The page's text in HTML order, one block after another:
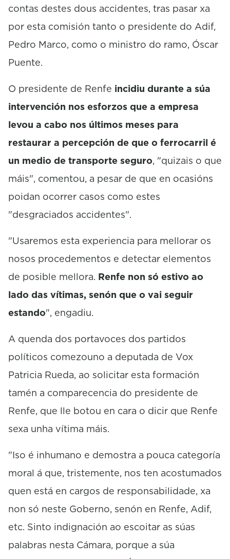
contas destes dous accidentes, tras pasar xa
por esta comisión tanto o presidente do Adif,
Pedro Marco, como o ministro do ramo, Óscar
Puente.
O presidente de Renfe incidiu durante a súa
intervención nos esforzos que a empresa
levou a cabo nos últimos meses para
restaurar a percepción de que o ferrocarril é
un medio de transporte seguro, "quizais o que
máis", comentou, a pesar de que en ocasións
poidan ocorrer casos como estes
"desgraciados accidentes".
"Usaremos esta experiencia para mellorar os
nosos procedementos e detectar elementos
de posible mellora. Renfe non só estivo ao
lado das vítimas, senón que o vai seguir
estando", engadiu.
A quenda dos portavoces dos partidos
políticos comezouno a deputada de Vox
Patricia Rueda, ao solicitar esta formación
tamén a comparecencia do presidente de
Renfe, que lle botou en cara o dicir que Renfe
sexa unha vítima máis.
"Iso é inhumano e demostra a pouca categoría
moral á que, tristemente, nos ten acostumados
quen está en cargos de responsabilidade, xa
non só neste Goberno, senón en Renfe, Adif,
etc. Sinto indignación ao escoitar as súas
palabras nesta Cámara, porque a súa